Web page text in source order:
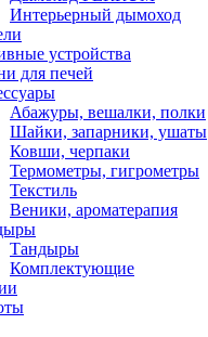
Интерьерный дымоход
устройства
для печей
Абажуры, вешалки, полки
Шайки, запарники, ушаты
Ковши, черпаки
Термометры, гигрометры
Текстиль
Веники, ароматерапия
Тандыры
Комплектующие